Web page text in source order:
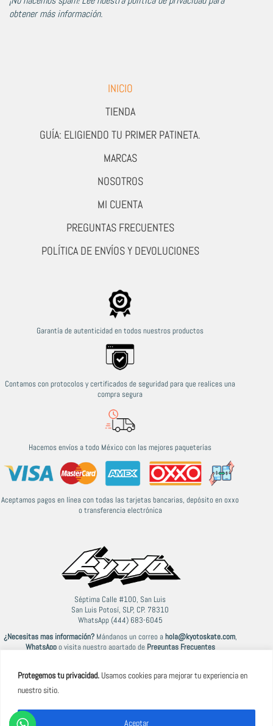
Protegemos tu privacidad. Usamos cookies para mejorar tu experiencia en
nuestro sitio.
Aceptar
obtener más información.
INICIO
TIENDA
GUÍA: ELIGIENDO TU PRIMER PATINETA.
MARCAS
NOSOTROS
MI CUENTA
PREGUNTAS FRECUENTES
POLÍTICA DE ENVÍOS Y DEVOLUCIONES
Garantía de autenticidad en todos nuestros productos
Contamos con protocolos y certificados de seguridad para que realices una
compra segura
Hacemos envíos a todo México con las mejores paqueterías
Aceptamos pagos en línea con todas las tarjetas bancarias, depósito en oxxo
o transferencia electrónica
Séptima Calle #100, San Luis
San Luis Potosí, SLP, CP. 78310
WhatsApp (444) 683-6045
¿Necesitas mas información?Mándanos un correo ahola@kyotoskate.com,
WhatsAppo visita nuestro apartado de Preguntas Frecuentes